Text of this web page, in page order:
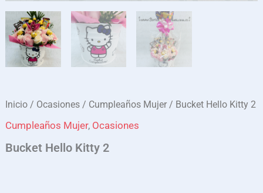
Inicio / Ocasiones / Cumpleaños Mujer / Bucket Hello Kitty 2
Cumpleaños Mujer, Ocasiones
Bucket Hello Kitty 2